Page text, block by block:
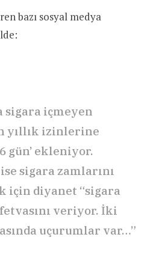
bazı sosyal medya
sigara içmeyen
yıllık izinlerine
gün’ ekleniyor.
sigara zamlarını
için diyanet “sigara
veriyor. İki
uçurumlar var…”